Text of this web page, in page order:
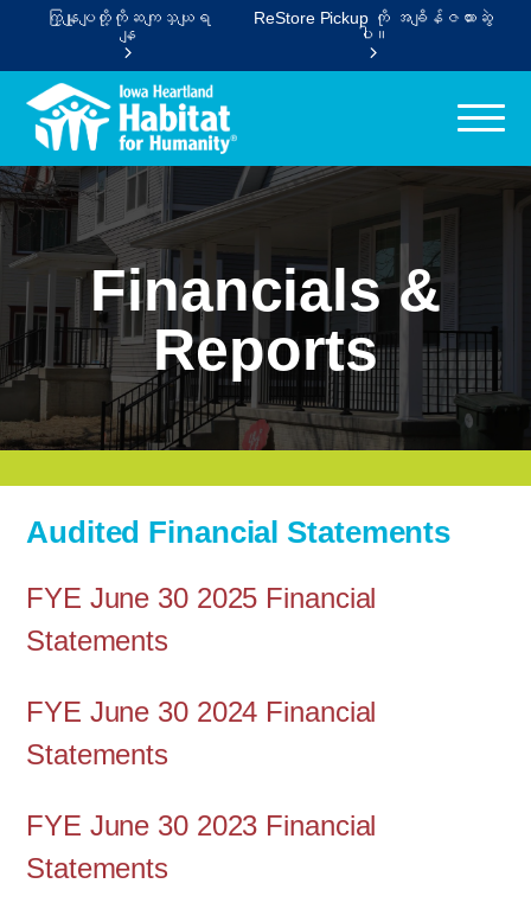
ကြှနျုပျတို့ကိုဆကျသှယျရ
နျ
ReStore Pickup ကို အချိန်ဇယားဆွဲ
ပါ။
Financials &
Reports
Audited Financial Statements
FYE June 30 2025 Financial
Statements
FYE June 30 2024 Financial
Statements
FYE June 30 2023 Financial
Statements